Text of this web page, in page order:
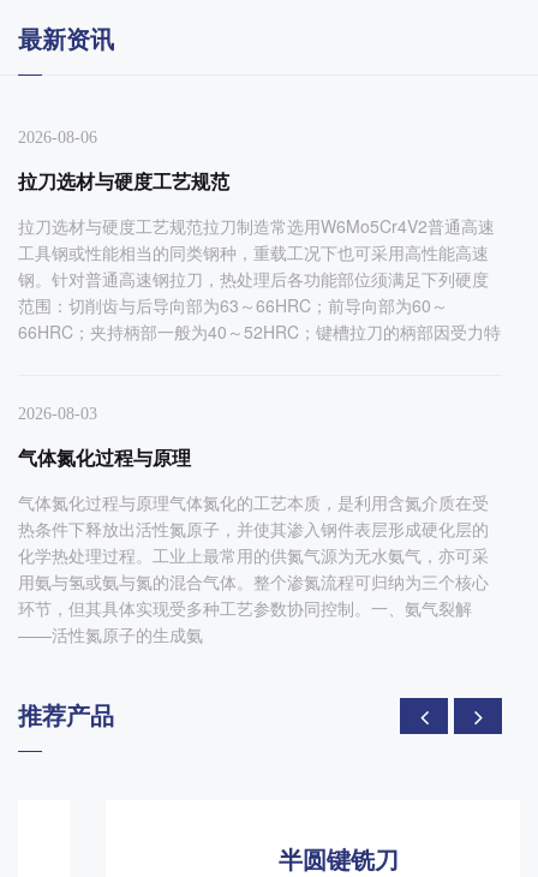
最新资讯
2026-08-06
拉刀选材与硬度工艺规范
拉刀选材与硬度工艺规范拉刀制造常选用W6Mo5Cr4V2普通高速
工具钢或性能相当的同类钢种，重载工况下也可采用高性能高速
钢。针对普通高速钢拉刀，热处理后各功能部位须满足下列硬度
范围：切削齿与后导向部为63～66HRC；前导向部为60～
66HRC；夹持柄部一般为40～52HRC；键槽拉刀的柄部因受力特
2026-08-03
气体氮化过程与原理
气体氮化过程与原理气体氮化的工艺本质，是利用含氮介质在受
热条件下释放出活性氮原子，并使其渗入钢件表层形成硬化层的
化学热处理过程。工业上最常用的供氮气源为无水氨气，亦可采
用氨与氢或氨与氮的混合气体。整个渗氮流程可归纳为三个核心
环节，但其具体实现受多种工艺参数协同控制。一、氨气裂解
——活性氮原子的生成氨
推荐产品
半圆键铣刀